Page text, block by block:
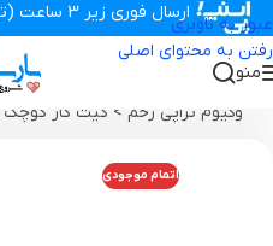
عبور به ناوبری
رفتن به محتوای اصلی
ارسال فوری زیر 3 ساعت (تهران)
منو
تجهیزات پزشکی پارساطب
وکیوم تراپی زخم > کیت گاز کوچک
اتمام موجودی